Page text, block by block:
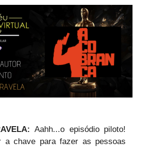
Aahh...o episódio piloto!
a chave para fazer as pessoas